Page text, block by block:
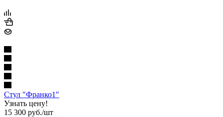
Стул "Франко1"
Узнать цену!
15 300 руб./шт